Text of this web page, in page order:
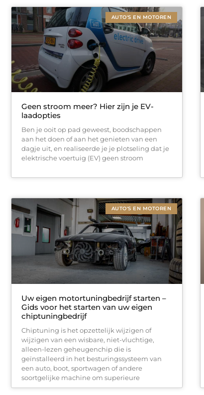
AUTO'S EN MOTOREN
Geen stroom meer? Hier zijn je EV-
laadopties
Ben je ooit op pad geweest, boodschappen
aan het doen of aan het genieten van een
dagje uit, en realiseerde je je plotseling dat je
elektrische voertuig (EV) geen stroom
AUTO'S EN MOTOREN
Uw eigen motortuningbedrijf starten –
Gids voor het starten van uw eigen
chiptuningbedrijf
Chiptuning is het opzettelijk wijzigen of
wijzigen van een wisbare, niet-vluchtige,
alleen-lezen geheugenchip die is
geïnstalleerd in het besturingssysteem van
een auto, boot, sportwagen of andere
soortgelijke machine om superieure